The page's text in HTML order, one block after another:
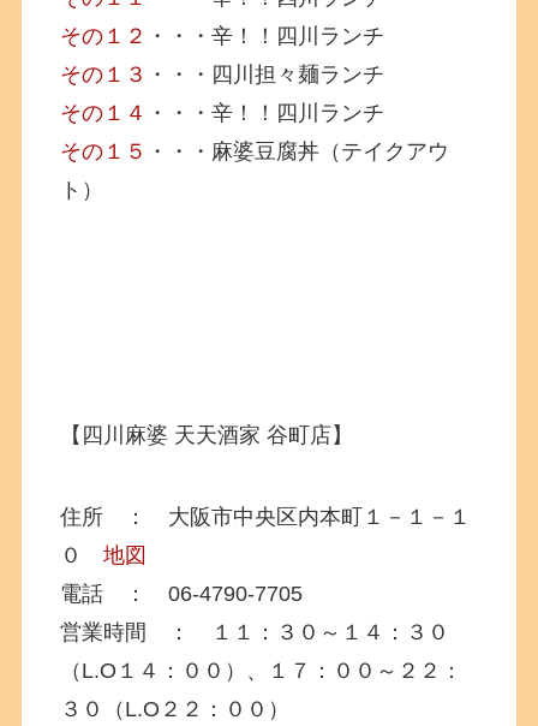
その１２ ・・・辛！！四川ランチ
その１３ ・・・四川担々麺ランチ
その１４ ・・・辛！！四川ランチ
その１５ ・・・麻婆豆腐丼（テイクアウ
ト）
【四川麻婆 天天酒家 谷町店】
住所 ： 大阪市中央区内本町１－１－１
０地図
電話 ： 06-4790-7705
営業時間 ： １１：３０～１４：３０
（L.O１４：００）、１７：００～２２：
３０（L.O２２：００）